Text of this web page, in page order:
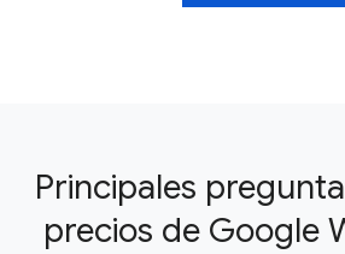
Principales
precios de Google